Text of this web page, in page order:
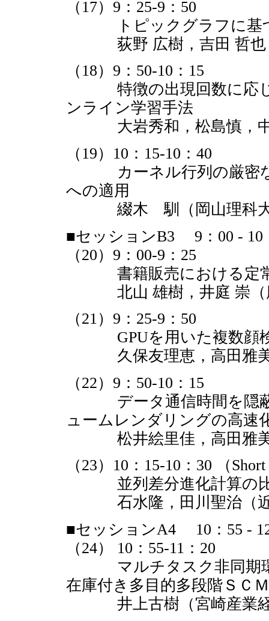
（17）9：25-9：50
トピックグラフに基づ
荻野 広樹，吉田 哲也
（18）9：50-10：15
特徴の出現回数に応じ
ンライン学習手法
大岩秀和，松島慎，中
（19）10：15-10：40
カーネル行列の厳密な
への適用
綴木 馴（岡山理科大
■セッションB3 9：00 - 10
（20）9：00-9：25
書籍販売における定常
北山 雄樹，井庭 崇（
（21）9：25-9：50
GPUを用いた複数顔検
久保友理恵，高田雅美
（22）9：50-10：15
データ通信時間を隠蔽
ュームレンダリングの高速
松井絵里佳，高田雅美
（23）10：15-10：30 （
並列差分進化計算の比
石水隆，田川聖治（近
■セッションA4 10：55 -
（24） 10：55-11：20
マルチタスク非同期環
在庫付き多目的多段階ＳＣ
井上古樹（宮崎産業経